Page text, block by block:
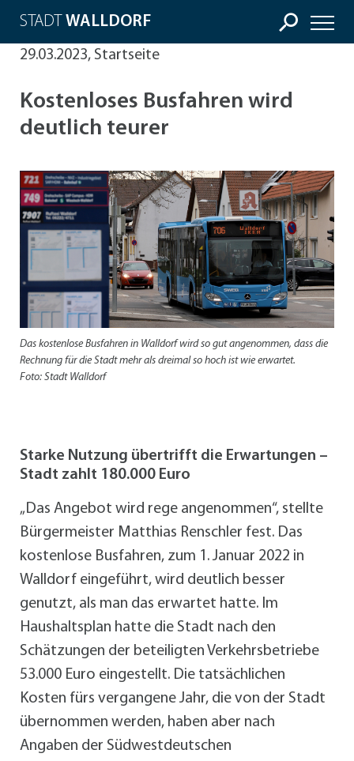
STADT WALLDORF
29.03.2023, Startseite
Kostenloses Busfahren wird
deutlich teurer
Das kostenlose Busfahren in Walldorf wird so gut angenommen, dass die
Rechnung für die Stadt mehr als dreimal so hoch ist wie erwartet.
Foto: Stadt Walldorf
Starke Nutzung übertrifft die Erwartungen –
Stadt zahlt 180.000 Euro
„Das Angebot wird rege angenommen“, stellte
Bürgermeister Matthias Renschler fest. Das
kostenlose Busfahren, zum 1. Januar 2022 in
Walldorf eingeführt, wird deutlich besser
genutzt, als man das erwartet hatte. Im
Haushaltsplan hatte die Stadt nach den
Schätzungen der beteiligten Verkehrsbetriebe
53.000 Euro eingestellt. Die tatsächlichen
Kosten fürs vergangene Jahr, die von der Stadt
übernommen werden, haben aber nach
Angaben der Südwestdeutschen